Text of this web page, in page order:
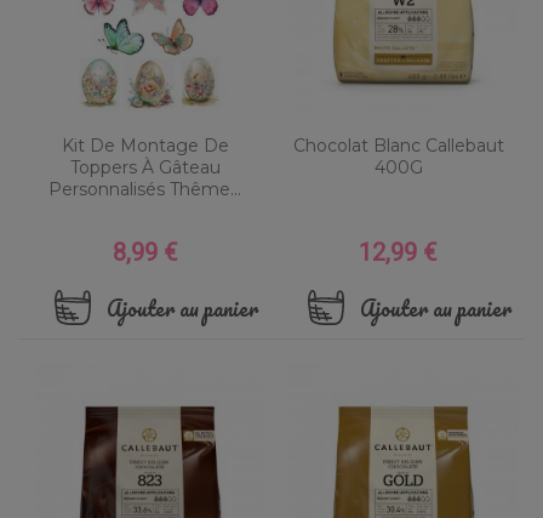
Kit De Montage De
Toppers À Gâteau
Personnalisés Thême...
Prix
8,99 €
Ajouter au panier
Chocolat Blanc Callebaut
400G
Prix
12,99 €
Ajouter au panier